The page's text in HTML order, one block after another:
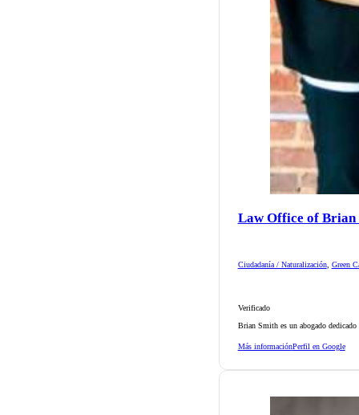
Law Office of Brian
Ciudadanía / Naturalización, Green
Verificado
Brian Smith es un abogado
Más informaciónPerfil en Google